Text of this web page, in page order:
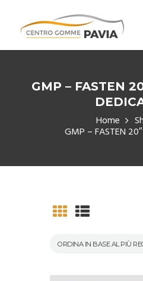
GMP – FASTEN
Home
GMP – FASTEN